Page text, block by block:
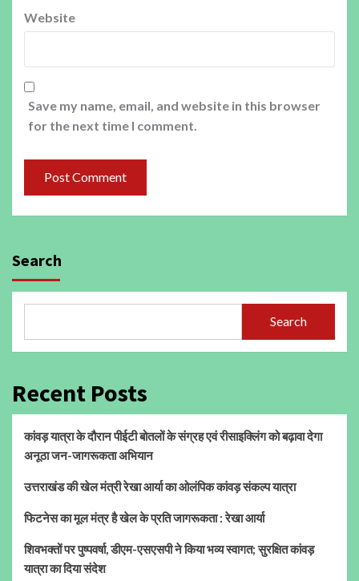
Website
Save my name, email, and website in this browser
for the next time I comment.
Search
Search
Recent Posts
कांवड़ यात्रा के दौरान पीईटी बोतलों के संग्रह एवं रीसाइक्लिंग को बढ़ावा देगा
अनूठा जन-जागरूकता अभियान
उत्तराखंड की खेल मंत्री रेखा आर्या का ओलंपिक कांवड़ संकल्प यात्रा
फिटनेस का मूल मंत्र है खेल के प्रति जागरूकता : रेखा आर्या
शिवभक्तों पर पुष्पवर्षा, डीएम-एसएसपी ने किया भव्य स्वागत; सुरक्षित कांवड़
यात्रा का दिया संदेश